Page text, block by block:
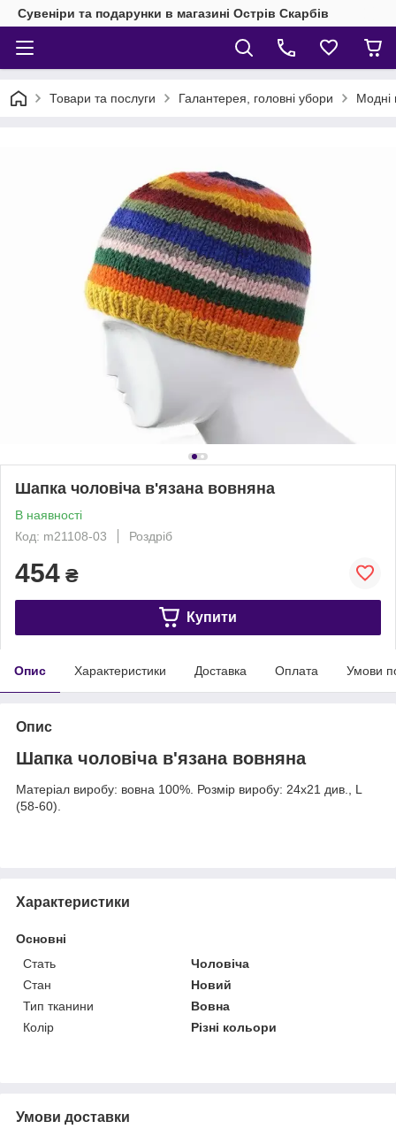
Сувеніри та подарунки в магазині Острів Скарбів
Товари та послуги Галантерея, головні убори Модні
Шапка чоловіча в'язана вовняна
В наявності
Код: m21108-03
Роздріб
454 ₴
Купити
Опис Характеристики Доставка Оплата Умови
Опис
Шапка чоловіча в'язана вовняна
Матеріал виробу: вовна 100%. Розмір виробу: 24х21 див., L
(58-60).
Характеристики
Основні
Стать
Чоловіча
Стан
Новий
Тип тканини
Вовна
Колір
Різні кольори
Умови доставки